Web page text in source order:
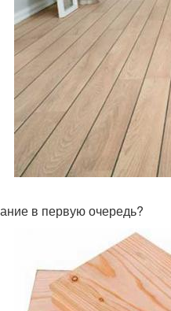
в первую очередь?